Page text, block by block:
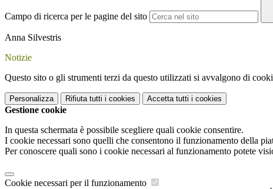
Campo di ricerca per le pagine del sito
Anna Silvestris
Notizie
Questo sito o gli strumenti terzi da questo utilizzati si avvalgono di
Personalizza Rifiuta tutti i cookies Accetta tutti i cookies
Gestione cookie
In questa schermata è possibile scegliere quali cookie consentire.
I cookie necessari sono quelli che consentono il funzionamento della
Per conoscere quali sono i cookie necessari al funzionamento potete
Cookie necessari per il funzionamento